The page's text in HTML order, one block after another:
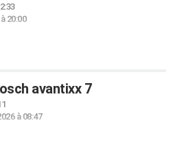
20:00
avantixx 7
à 08:47